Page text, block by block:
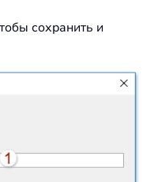
сохранить и